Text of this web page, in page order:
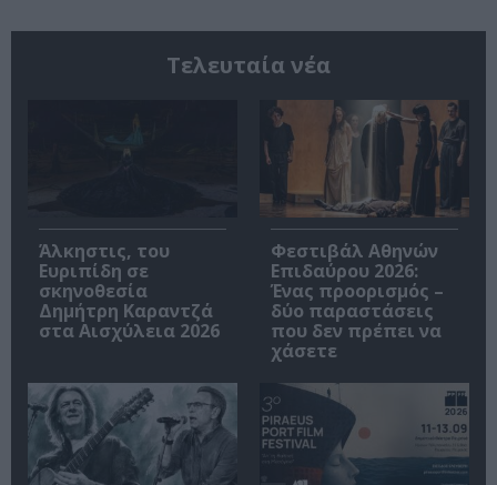
Τελευταία νέα
Άλκηστις, του
Ευριπίδη σε
σκηνοθεσία
Δημήτρη Καραντζά
στα Αισχύλεια 2026
Φεστιβάλ Αθηνών
Επιδαύρου 2026:
Ένας προορισμός –
δύο παραστάσεις
που δεν πρέπει να
χάσετε